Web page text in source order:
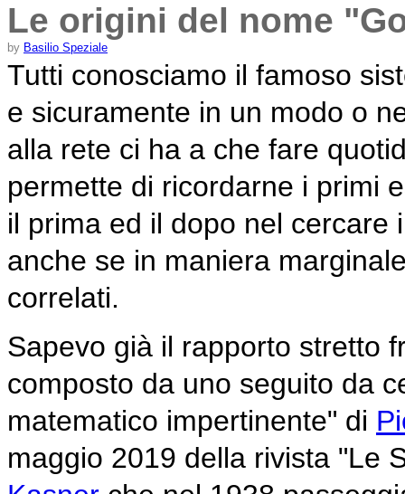
Le origini del nome
by Basilio Speziale
Tutti conosciamo il famoso
e sicuramente in un modo o
alla rete ci ha a che fare
permette di ricordarne i primi
il prima ed il dopo nel cercare
anche se in maniera
correlati.
Sapevo già il rapporto stretto
composto da uno seguito da
matematico impertinente" di
maggio 2019 della rivista "Le